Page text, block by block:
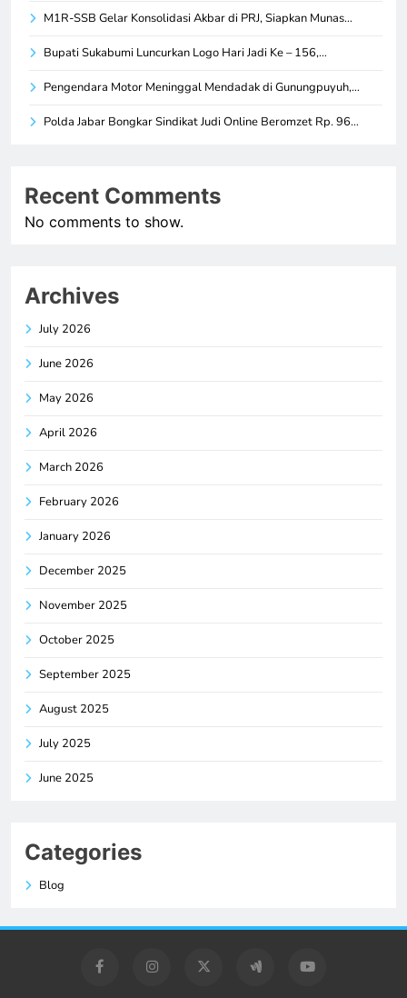
M1R-SSB Gelar Konsolidasi Akbar di PRJ, Siapkan Munas…
Bupati Sukabumi Luncurkan Logo Hari Jadi Ke – 156,…
Pengendara Motor Meninggal Mendadak di Gunungpuyuh,…
Polda Jabar Bongkar Sindikat Judi Online Beromzet Rp. 96…
Recent Comments
No comments to show.
Archives
July 2026
June 2026
May 2026
April 2026
March 2026
February 2026
January 2026
December 2025
November 2025
October 2025
September 2025
August 2025
July 2025
June 2025
Categories
Blog